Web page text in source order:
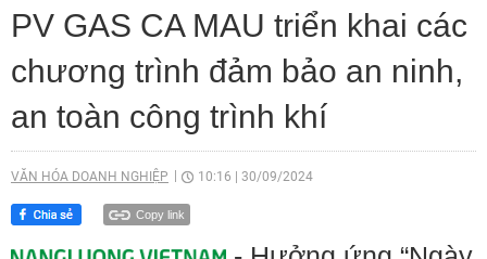
PV GAS CA MAU triển khai các
chương trình đảm bảo an ninh,
an toàn công trình khí
VĂN HÓA DOANH NGHIỆP 10:16 30/09/2024
Copy link